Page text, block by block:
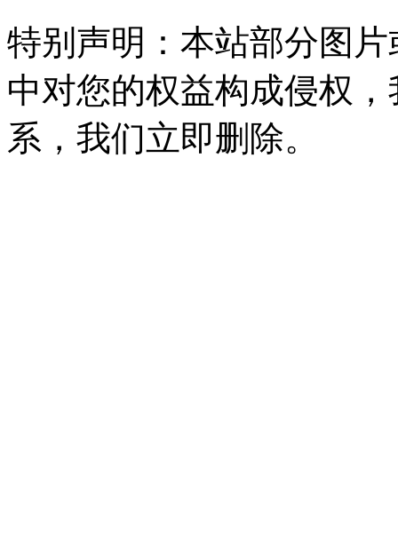
特别声明：本站部分图
中对您的权益构成侵权
系，我们立即删除。